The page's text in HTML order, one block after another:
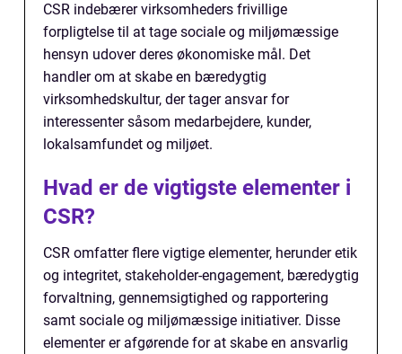
CSR indebærer virksomheders frivillige
forpligtelse til at tage sociale og miljømæssige
hensyn udover deres økonomiske mål. Det
handler om at skabe en bæredygtig
virksomhedskultur, der tager ansvar for
interessenter såsom medarbejdere, kunder,
lokalsamfundet og miljøet.
Hvad er de vigtigste elementer i
CSR?
CSR omfatter flere vigtige elementer, herunder etik
og integritet, stakeholder-engagement, bæredygtig
forvaltning, gennemsigtighed og rapportering
samt sociale og miljømæssige initiativer. Disse
elementer er afgørende for at skabe en ansvarlig